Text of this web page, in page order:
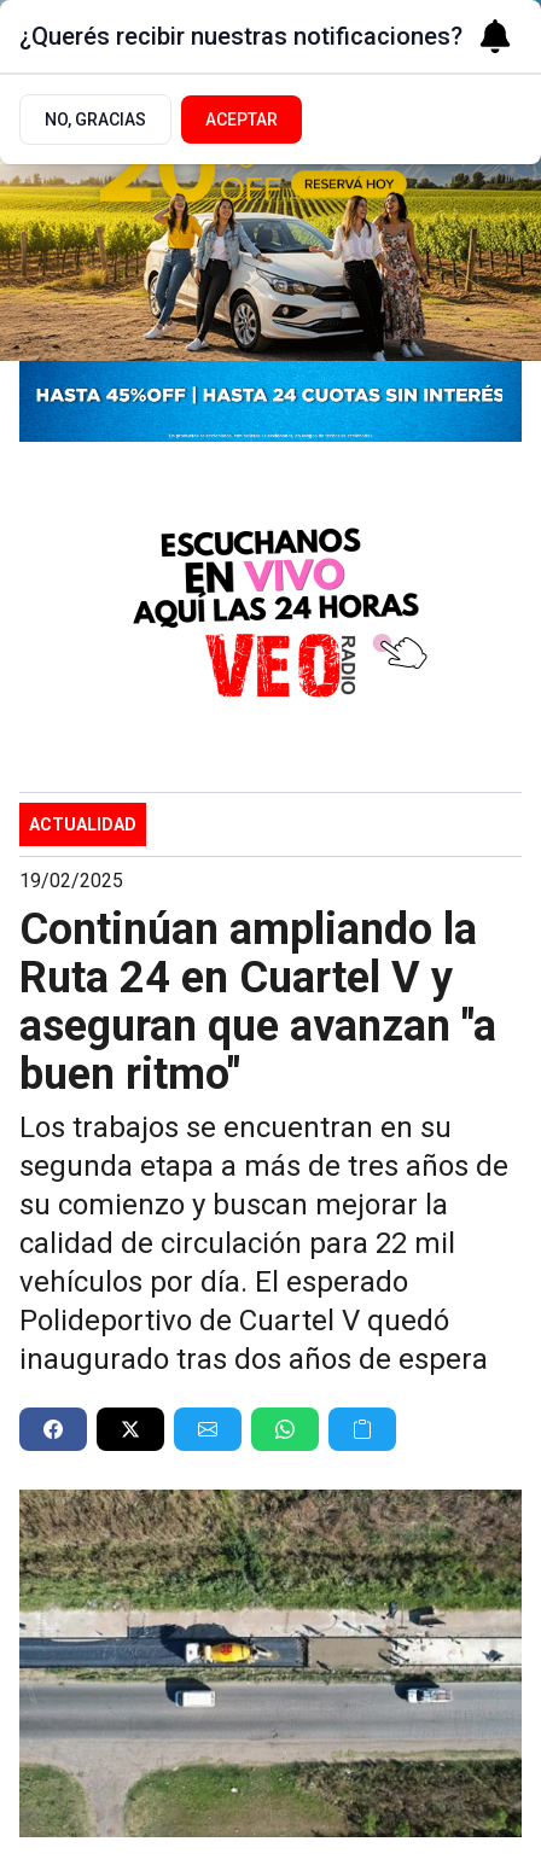
ACTUALIDAD
19/02/2025
Continúan ampliando la
Ruta 24 en Cuartel V y
aseguran que avanzan "a
buen ritmo"
Los trabajos se encuentran en su
segunda etapa a más de tres años de
su comienzo y buscan mejorar la
calidad de circulación para 22 mil
vehículos por día. El esperado
Polideportivo de Cuartel V quedó
inaugurado tras dos años de espera
¿Querés recibir nuestras notificaciones?
NO, GRACIAS ACEPTAR